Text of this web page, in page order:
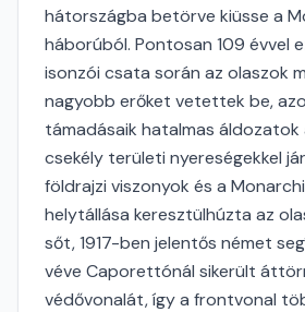
hátországba betörve kiüsse a
háborúból. Pontosan 109 évvel
isonzói csata során az olaszok
nagyobb erőket vetettek be,
támadásaik hatalmas áldozatok
csekély területi nyereségekkel
földrajzi viszonyok és a
helytállása keresztülhúzta az
sőt, 1917-ben jelentős német
véve Caporettónál sikerült
védővonalát, így a frontvonal